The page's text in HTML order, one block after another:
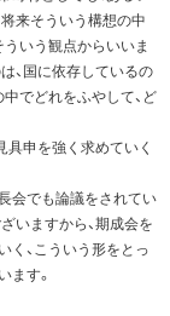
来そういう構想の中
ういう観点からいいま
、国に依存しているの
でどれをふやして、ど
具申を強く求めていく
会でも論議をされてい
いますから、期成会を
く、こういう形をとっ
ます。